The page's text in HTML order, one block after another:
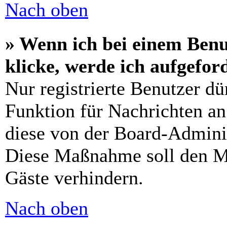
Nach oben
» Wenn ich bei einem
klicke, werde ich
Nur registrierte Benutzer
Funktion für Nachrichten
diese von der Board-
Diese Maßnahme soll den
Gäste verhindern.
Nach oben